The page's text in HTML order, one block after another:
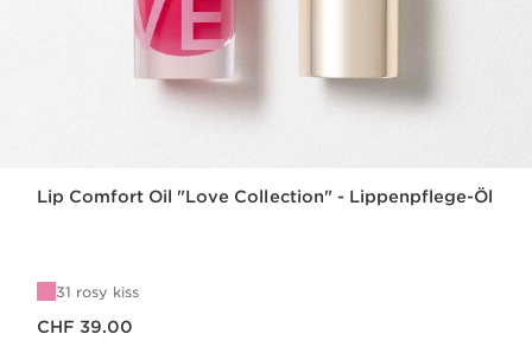
Lip Comfort Oil "Love Collection" - Lippenpflege-Öl
31 rosy kiss
CHF 39.00